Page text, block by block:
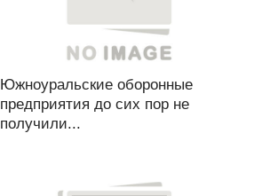
Южноуральские оборонные
предприятия до сих пор не
получили...